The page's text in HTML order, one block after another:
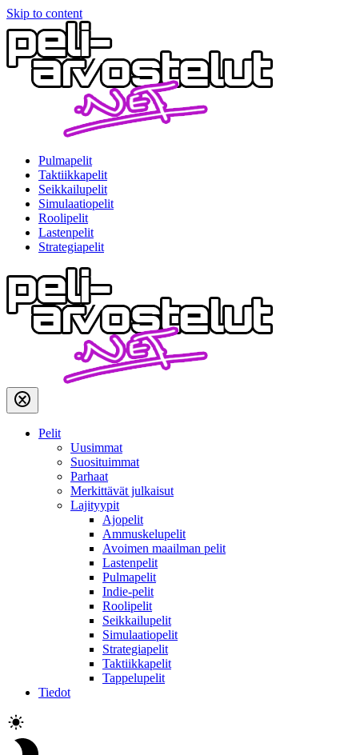
Skip to content
Pulmapelit
Taktiikkapelit
Seikkailupelit
Simulaatiopelit
Roolipelit
Lastenpelit
Strategiapelit
Pelit
Uusimmat
Suosituimmat
Parhaat
Merkittävät julkaisut
Lajityypit
Ajopelit
Ammuskelupelit
Avoimen maailman pelit
Lastenpelit
Pulmapelit
Indie-pelit
Roolipelit
Seikkailupelit
Simulaatiopelit
Strategiapelit
Taktiikkapelit
Tappelupelit
Tiedot